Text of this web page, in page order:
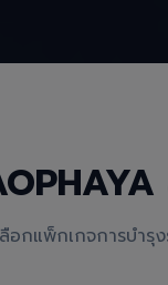
อกแพ็กเกจการบำ